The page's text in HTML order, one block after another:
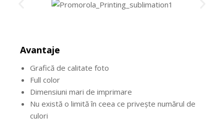
Avantaje
Grafică de calitate foto
Full color
Dimensiuni mari de imprimare
Nu există o limită în ceea ce privește numărul de
culori